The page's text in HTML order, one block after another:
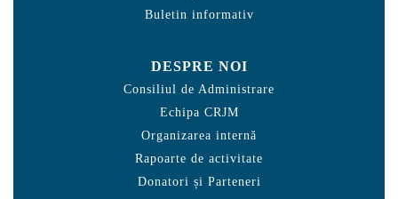
Buletin informativ
DESPRE NOI
Consiliul de Administrare
Echipa CRJM
Organizarea internă
Rapoarte de activitate
Donatori și Parteneri